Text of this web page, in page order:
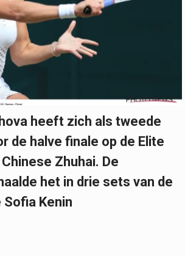
heeft zich als tweede
de halve finale op de Elite
Zhuhai. De
het in drie sets van de
Kenin